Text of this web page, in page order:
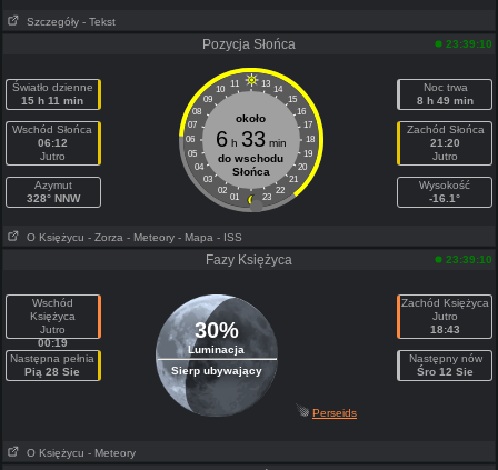
Szczegóły - Tekst
Pozycja Słońca 23:39:10
Światło dzienne
15 h 11 min
Wschód Słońca
06:12
Jutro
Azymut
328° NNW
11 13
10
14
09
15
08
16
07
17
06
18
05
19
04
20
03
21
02
22
01 23
około
6h 33min
do wschodu
Słońca
Noc trwa
8 h 49 min
Zachód Słońca
21:20
Jutro
Wysokość
-16.1°
O Księżycu - Zorza - Meteory - Mapa - ISS
Fazy Księżyca 23:39:10
Wschód
Księżyca
Jutro
00:19
Następna pełnia
Pią 28 Sie
30%
Luminacja
Sierp ubywający
Zachód Księżyca
Jutro
18:43
Następny nów
Śro 12 Sie
Perseids
O Księżycu - Meteory